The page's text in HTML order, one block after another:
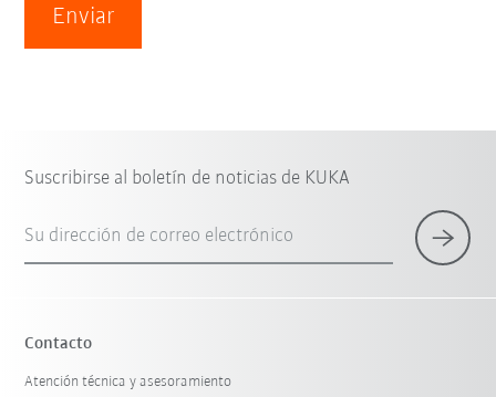
Enviar
Suscribirse al boletín de noticias de KUKA
Su dirección de correo electrónico
Contacto
Atención técnica y asesoramiento